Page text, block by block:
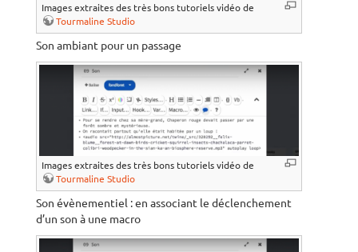
Images extraites des très bons tutoriels vidéo de
Tourmaline Studio
Son ambiant pour un passage
Images extraites des très bons tutoriels vidéo de
Tourmaline Studio
Son évènementiel : en associant le déclenchement
d’un son à une macro